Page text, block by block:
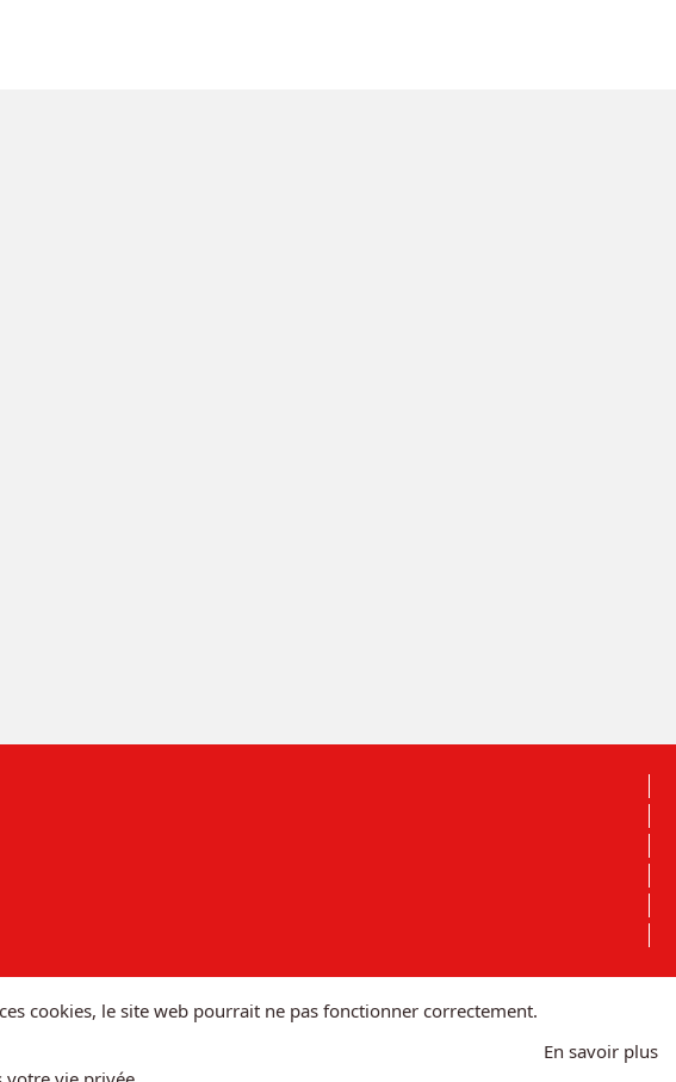
cookies, le site web pourrait ne pas fonctionner correctement.
En savoir plus